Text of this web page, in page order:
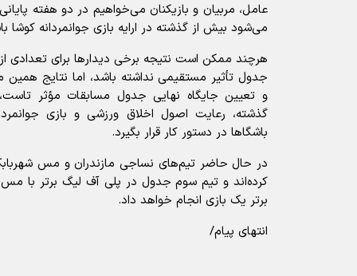
عامل، مربیان و بازیکنان می‌خواهیم در دو هفته
می‌شود بیش از گذشته در ارایه بازی جوانمردانه کوشا
هرچند ممکن است نتیجه برخی دیدار‌ها برای تعدادی
جدول تأثیر مستقیمی نداشته باشد، اما نتایج
و تعیین جایگاه نهایی جدول مسابقات مؤثر
باشگا‌ها در دستور کار قرار بگیرد.
در حال حاضر تیم‌های نساجی مازندران و مس
کرده‌اند و تیم سوم جدول در پلی آف لیگ برتر با
برتر یک بازی انجام خواهد داد.
انتهای پیام/